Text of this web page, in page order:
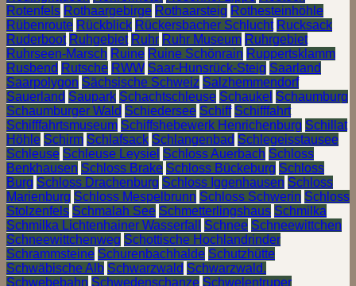
Rotenfels Rothaargebirge Rothaarsteig Rothesteinhöhle
Rübenroute Rückblick Rückersbacher Schlucht Rucksack
Ruderboot Ruhgebiet Ruhr Ruhr Museum Ruhrgebiet
Ruhrseen-Marsch Ruine Ruine Schönrain Ruppertsklamm
Rusbend Rutsche RWW Saar-Hunsrück-Steig Saarland
Saarpolygon Sächsische Schweiz Salzhemmendorf
Sauerland Saupark Schachtschleuse Schaukel Schaumburg
Schaumburger Wald Schiedersee Schiff Schifffahrt
Schifffahrtsmuseum Schiffshebewerk Henrichenburg Schillat
Höhle Schirm Schlafsack Schlangenbad Schlegeisstausee
Schleuse Schleuse Leysiel Schloss Auerbach Schloss
Benkhausen Schloss Brake Schloss Bückeburg Schloss
Burg Schloss Drachenburg Schloss Iggenhausen Schloss
Marienburg Schloss Mespelbrunn Schloss Schwerin Schloss
Stolzenfels Schmalah See Schmetterlingshaus Schmilka
Schmilka Lichtenhainer Wasserfall
Schnee Schneewittchen
Schneewittchenweg Schottische Hochlandrinder
Schrammsteine Schurenbachhalde Schutzhütte
Schwäbische Alb Schwarzwald Schwarzwald.
Schwebebahn Schwedenschanze Schwelentruper